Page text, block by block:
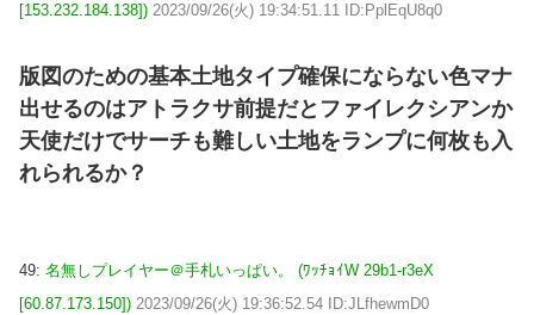
[153.232.184.138]) 2023/09/26(火) 19:34:51.11 ID:PplEqU8q0
版図のための基本土地タイプ確保にならない色マナ
出せるのはアトラクサ前提だとファイレクシアンか
天使だけでサーチも難しい土地をランプに何枚も入
れられるか？
49: 名無しプレイヤー＠手札いっぱい。 (ﾜｯﾁｮｲW 29b1-r3eX
[60.87.173.150]) 2023/09/26(火) 19:36:52.54 ID:JLfhewmD0